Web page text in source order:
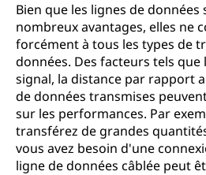
Bien que les lignes de
nombreux avantages, elles ne
forcément à tous les types de
données. Des facteurs tels
signal, la distance par rapport
de données transmises
sur les performances. Par
transférez de grandes
vous avez besoin d'une
ligne de données câblée peut